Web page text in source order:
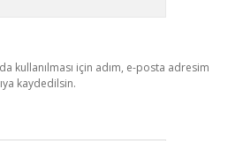
kullanılması için adım, e-posta adresim
kaydedilsin.